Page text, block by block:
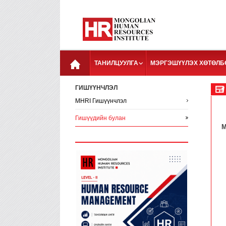
ТАНИЛЦУУЛГА МЭРГЭШҮҮЛЭХ
ГИШҮҮНЧЛЭЛ
MHRI Гишүүнчлэл
Гишүүдийн булан